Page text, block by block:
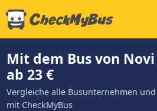
Mit dem Bus von
ab 23 €
Vergleiche alle Busunternehmen
mit CheckMyBus